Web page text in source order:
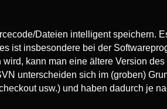
Dateien intelligent speichern.
ist insbesondere bei der
kann man eine ältere Version
unterscheiden sich im (groben)
usw.) und haben dadurch je